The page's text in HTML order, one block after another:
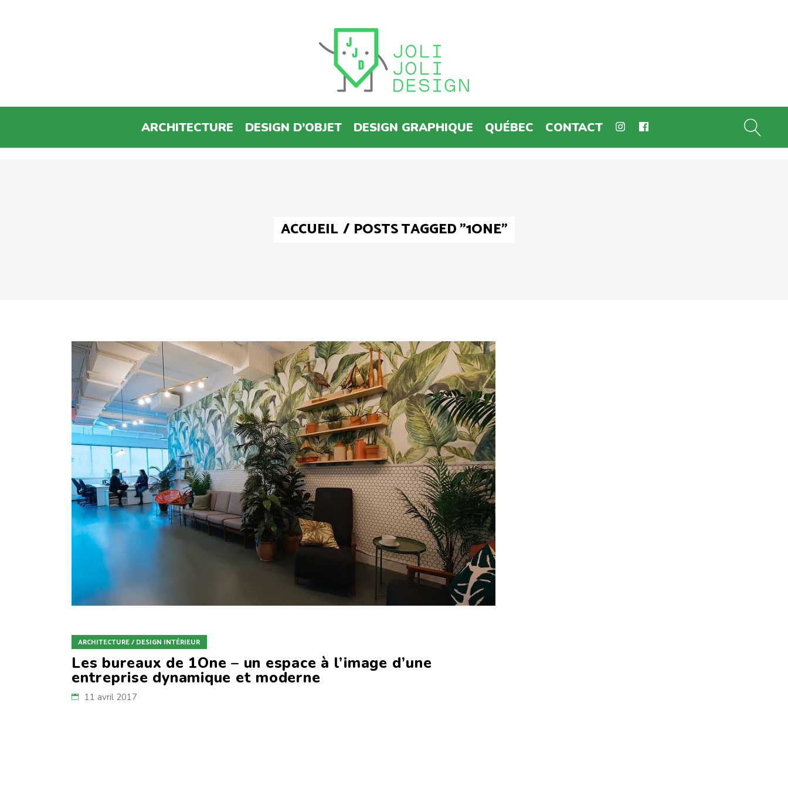
ARCHITECTURE DESIGN D’OBJET DESIGN GRAPHIQUE QUÉBEC CONTACT
ACCUEIL / POSTS TAGGED "1ONE"
ARCHITECTURE / DESIGN INTÉRIEUR
Les bureaux de 1One – un espace à l’image d’une
entreprise dynamique et moderne
11 avril 2017